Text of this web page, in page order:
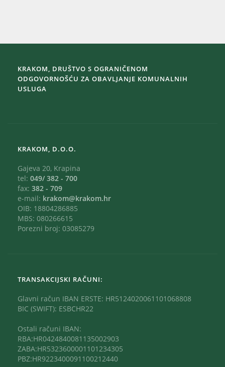
KRAKOM, DRUŠTVO S OGRANIČENOM
ODGOVORNOŠĆU ZA OBAVLJANJE KOMUNALNIH
USLUGA
KRAKOM, D.O.O.
Gajeva 20, Krapina
tel: 049/ 382 - 700
fax: 382 - 709
e-mail: krakom@krakom.hr
OIB: 18804286885
MBS: 080266615
Porezni broj: 03085279
TRANSAKCIJSKI RAČUNI:
Glavni račun IBAN ERSTE: HR5124020061101068808
BIC (SWIFT): ESBCHR22
Ostali računi IBAN:
RBA:HR0424840081135002903
ZABA:HR5323600001101234305
PBZ:HR9223400091100212440